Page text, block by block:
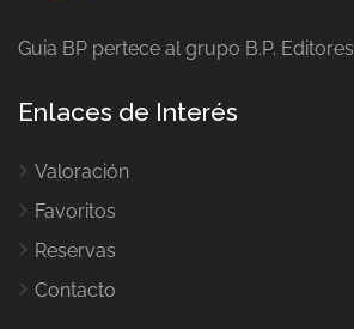
Guia BP pertece al grupo B.P. Editores
Enlaces de Interés
Valoración
Favoritos
Reservas
Contacto